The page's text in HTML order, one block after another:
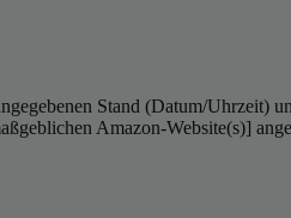
Stand (Datum/
Amazon-Website(s)]